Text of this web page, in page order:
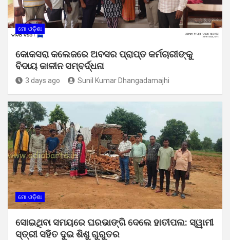
ମୋ ଓଡ଼ିଶା
କୋକସରା କଲେଜରେ ଅବସର ପ୍ରାପ୍ତ କର୍ମଚାରୀଙ୍କୁ
ବିଦାୟ କାଳୀନ ସମ୍ବର୍ଦ୍ଧନା
3 days ago Sunil Kumar Dhangadamajhi
ମୋ ଓଡ଼ିଶା
ସୋଇଥିବା ସମୟରେ ଘରଭାଙ୍ଗି ଦେଲେ ହାତୀପଲ: ସ୍ୱାମୀ
ସ୍ତ୍ରୀ ସହିତ ଦୁଇ ଶିଶୁ ଗୁରୁତର